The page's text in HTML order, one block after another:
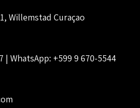
Willemstad Curaçao
| WhatsApp: +599 9 670-5544